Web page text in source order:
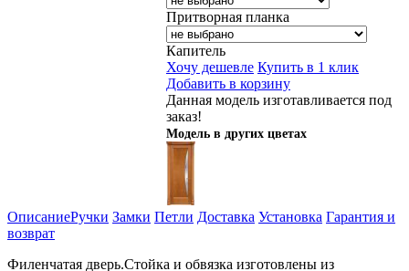
Притворная планка
Капитель
Хочу дешевле Купить в 1 клик
Добавить в корзину
Данная модель изготавливается под
заказ!
Модель в других цветах
ОписаниеРучки Замки Петли Доставка Установка Гарантия и
возврат
Филенчатая дверь.Стойка и обвязка изготовлены из